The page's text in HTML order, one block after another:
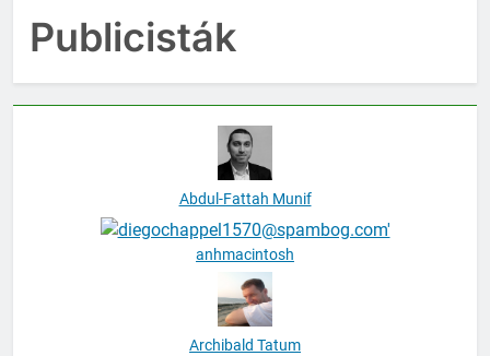
Publicisták
Abdul-Fattah Munif
anhmacintosh
Archibald Tatum